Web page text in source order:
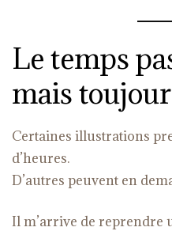
Le temps
mais
Certaines illustrations
d’heures.
D’autres peuvent en
Il m’arrive de reprendre